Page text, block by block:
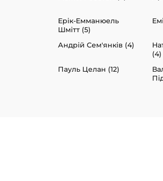
Ерік-Емманюель
Шмітт (5)
Андрій Сем'янків (4)
(4)
Пауль Целан (12)